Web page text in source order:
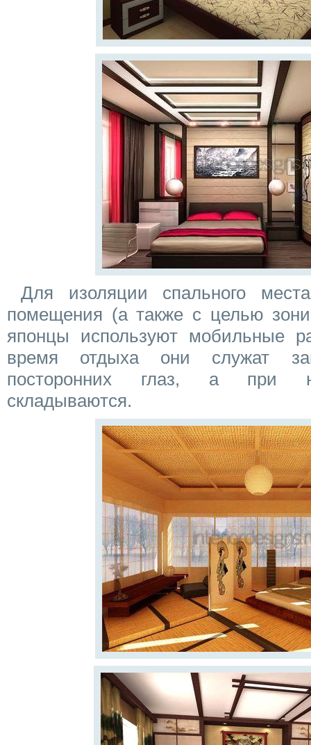
Для изоляции спального
помещения (а также с целью
японцы используют мобильные
время отдыха они служат
посторонних глаз, а при
складываются.